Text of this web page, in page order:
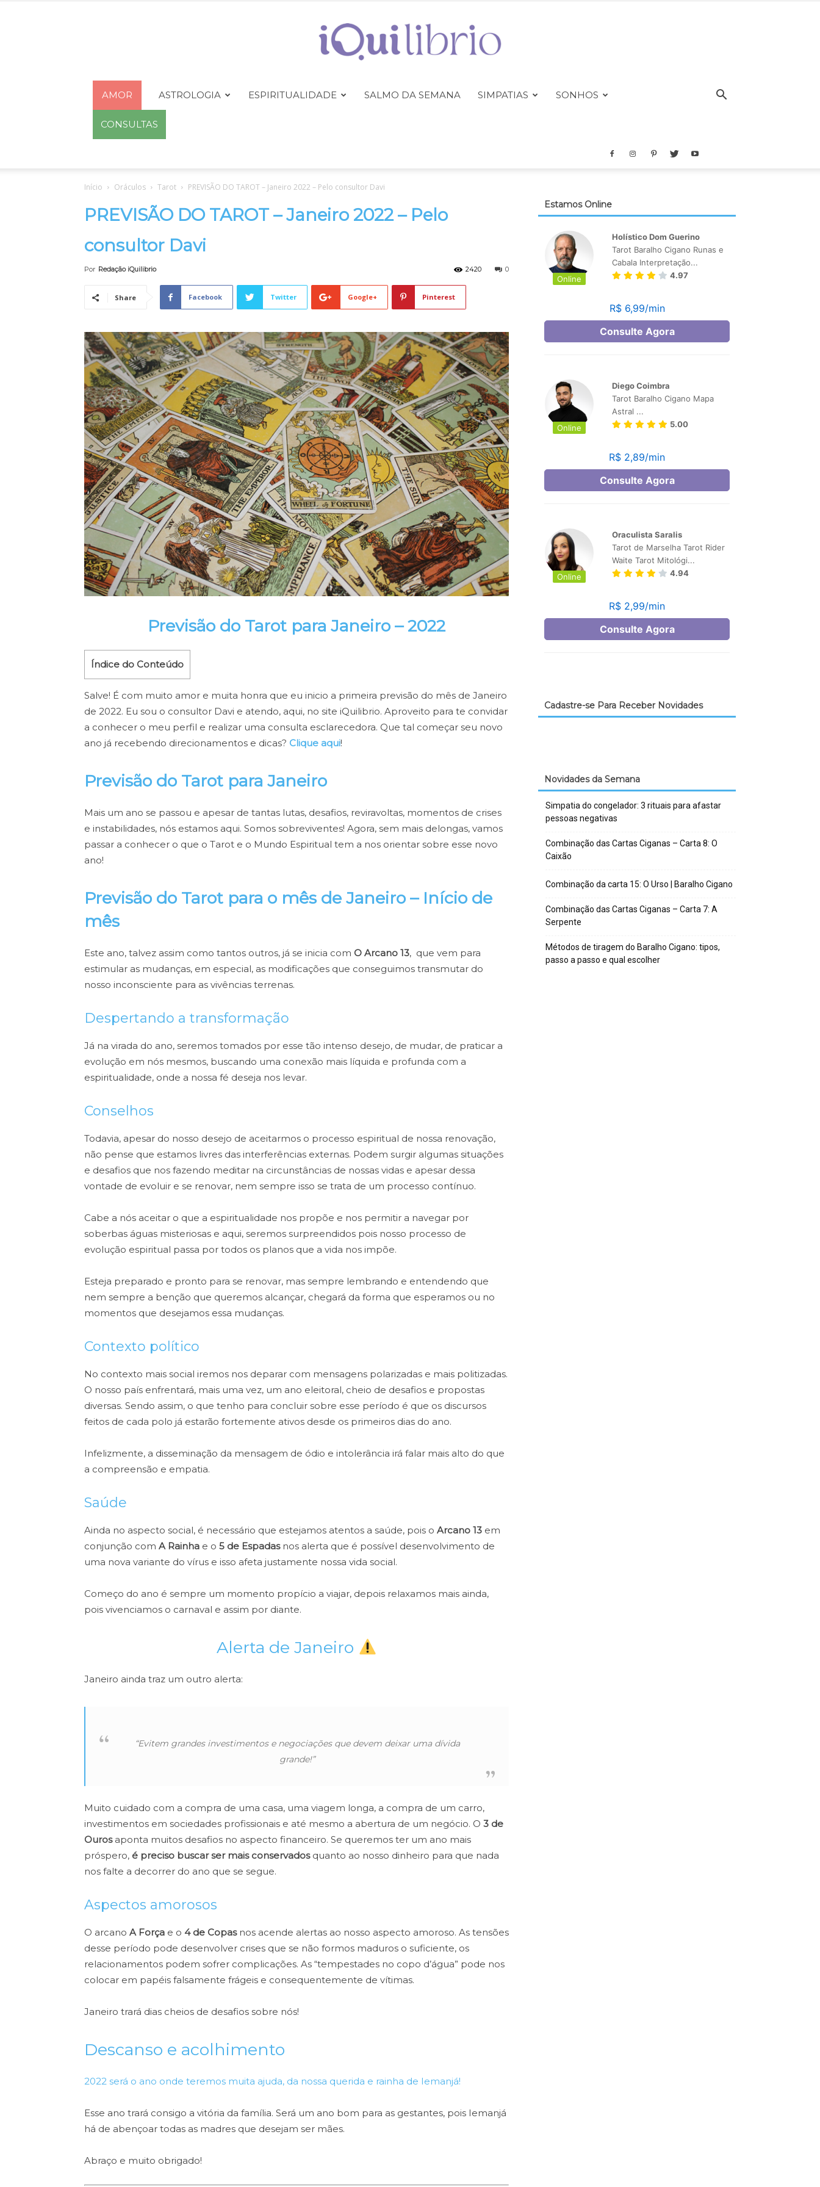
iQuilibrio
AMOR ASTROLOGIA ESPIRITUALIDADE SALMO DA SEMANA SIMPATIAS SONHOS
CONSULTAS
Início Oráculos Tarot PREVISÃO DO TAROT – Janeiro 2022 – Pelo consultor Davi
PREVISÃO DO TAROT – Janeiro 2022 – Pelo
consultor Davi
Por Redação iQuilibrio 0
2420
Share Facebook Twitter Google+ Pinterest
Previsão do Tarot para Janeiro – 2022
Índice do Conteúdo
Salve! É com muito amor e muita honra que eu inicio a primeira previsão do mês de Janeiro
de 2022. Eu sou o consultor Davi e atendo, aqui, no site iQuilibrio. Aproveito para te convidar
a conhecer o meu perfil e realizar uma consulta esclarecedora. Que tal começar seu novo
ano já recebendo direcionamentos e dicas? Clique aqui!
Previsão do Tarot para Janeiro
Mais um ano se passou e apesar de tantas lutas, desafios, reviravoltas, momentos de crises
e instabilidades, nós estamos aqui. Somos sobreviventes! Agora, sem mais delongas, vamos
passar a conhecer o que o Tarot e o Mundo Espiritual tem a nos orientar sobre esse novo
ano!
Previsão do Tarot para o mês de Janeiro – Início de
mês
Este ano, talvez assim como tantos outros, já se inicia com O Arcano 13, que vem para
estimular as mudanças, em especial, as modificações que conseguimos transmutar do
nosso inconsciente para as vivências terrenas.
Despertando a transformação
Já na virada do ano, seremos tomados por esse tão intenso desejo, de mudar, de praticar a
evolução em nós mesmos, buscando uma conexão mais líquida e profunda com a
espiritualidade, onde a nossa fé deseja nos levar.
Conselhos
Todavia, apesar do nosso desejo de aceitarmos o processo espiritual de nossa renovação,
não pense que estamos livres das interferências externas. Podem surgir algumas situações
e desafios que nos fazendo meditar na circunstâncias de nossas vidas e apesar dessa
vontade de evoluir e se renovar, nem sempre isso se trata de um processo contínuo.
Cabe a nós aceitar o que a espiritualidade nos propõe e nos permitir a navegar por
soberbas águas misteriosas e aqui, seremos surpreendidos pois nosso processo de
evolução espiritual passa por todos os planos que a vida nos impõe.
Esteja preparado e pronto para se renovar, mas sempre lembrando e entendendo que
nem sempre a benção que queremos alcançar, chegará da forma que esperamos ou no
momentos que desejamos essa mudanças.
Contexto político
No contexto mais social iremos nos deparar com mensagens polarizadas e mais politizadas.
O nosso país enfrentará, mais uma vez, um ano eleitoral, cheio de desafios e propostas
diversas. Sendo assim, o que tenho para concluir sobre esse período é que os discursos
feitos de cada polo já estarão fortemente ativos desde os primeiros dias do ano.
Infelizmente, a disseminação da mensagem de ódio e intolerância irá falar mais alto do que
a compreensão e empatia.
Saúde
Ainda no aspecto social, é necessário que estejamos atentos a saúde, pois o Arcano 13 em
conjunção com A Rainha e o 5 de Espadasnos alerta que é possível desenvolvimento de
uma nova variante do vírus e isso afeta justamente nossa vida social.
Começo do ano é sempre um momento propício a viajar, depois relaxamos mais ainda,
pois vivenciamos o carnaval e assim por diante.
Alerta de Janeiro
Janeiro ainda traz um outro alerta:
“Evitem grandes investimentos e negociações que devem deixar uma dívida
grande!”
Muito cuidado com a compra de uma casa, uma viagem longa, a compra de um carro,
investimentos em sociedades profissionais e até mesmo a abertura de um negócio. O 3 de
Ourosaponta muitos desafios no aspecto financeiro. Se queremos ter um ano mais
próspero, é preciso buscar ser mais conservadosquanto ao nosso dinheiro para que nada
nos falte a decorrer do ano que se segue.
Aspectos amorosos
O arcano A Força e o 4 de Copasnos acende alertas ao nosso aspecto amoroso. As tensões
desse período pode desenvolver crises que se não formos maduros o suficiente, os
relacionamentos podem sofrer complicações. As “tempestades no copo d’água” pode nos
colocar em papéis falsamente frágeis e consequentemente de vítimas.
Janeiro trará dias cheios de desafios sobre nós!
Descanso e acolhimento
2022 será o ano onde teremos muita ajuda, da nossa querida e rainha de Iemanjá!
Esse ano trará consigo a vitória da família. Será um ano bom para as gestantes, pois Iemanjá
há de abençoar todas as madres que desejam ser mães.
Abraço e muito obrigado!
Estamos Online
Cadastre-se Para Receber Novidades
Novidades da Semana
Simpatia do congelador: 3 rituais para afastar
pessoas negativas
Combinação das Cartas Ciganas – Carta 8: O
Caixão
Combinação da carta 15: O Urso | Baralho Cigano
Combinação das Cartas Ciganas – Carta 7: A
Serpente
Métodos de tiragem do Baralho Cigano: tipos,
passo a passo e qual escolher